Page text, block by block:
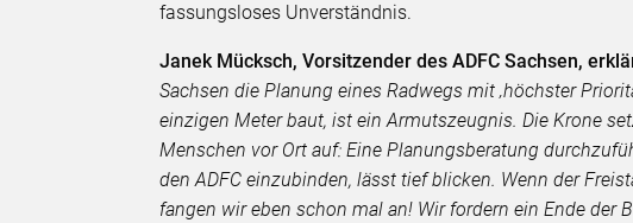
fassungsloses Unverständnis.
Janek Mücksch, Vorsitzender des ADFC Sachsen,
Sachsen die Planung eines Radwegs mit ‚höchster
einzigen Meter baut, ist ein Armutszeugnis. Die Krone
Menschen vor Ort auf: Eine Planungsberatung
den ADFC einzubinden, lässt tief blicken. Wenn der
fangen wir eben schon mal an! Wir fordern ein Ende der